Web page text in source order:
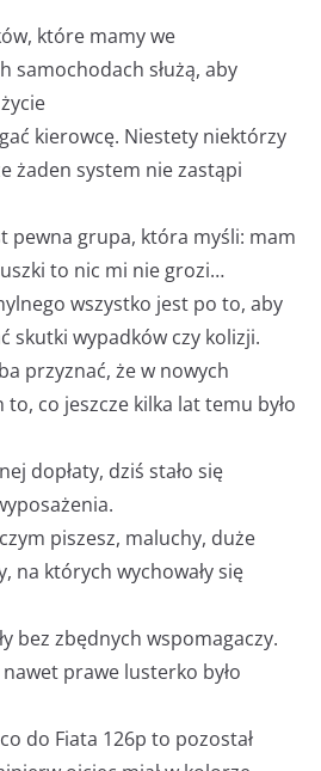
które mamy we
samochodach służą, aby
kierowcę. Niestety niektórzy
żaden system nie zastąpi
pewna grupa, która myśli: mam
to nic mi nie grozi…
wszystko jest po to, aby
skutki wypadków czy kolizji.
przyznać, że w nowych
co jeszcze kilka lat temu było
dopłaty, dziś stało się
piszesz, maluchy, duże
na których wychowały się
bez zbędnych wspomagaczy.
prawe lusterko było
do Fiata 126p to pozostał